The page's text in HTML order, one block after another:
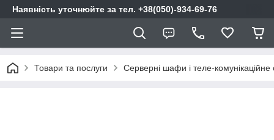
Наявність уточнюйте за тел. +38(050)-934-69-76
Товари та послуги Серверні шафи і теле-